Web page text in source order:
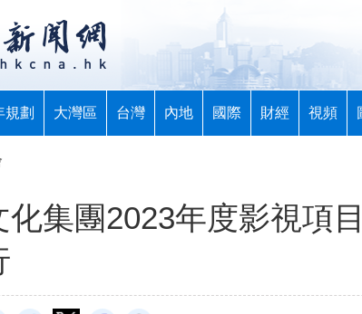
規劃 大灣區 台灣 內地 國際 財經 視頻
化集團2023年度影視項